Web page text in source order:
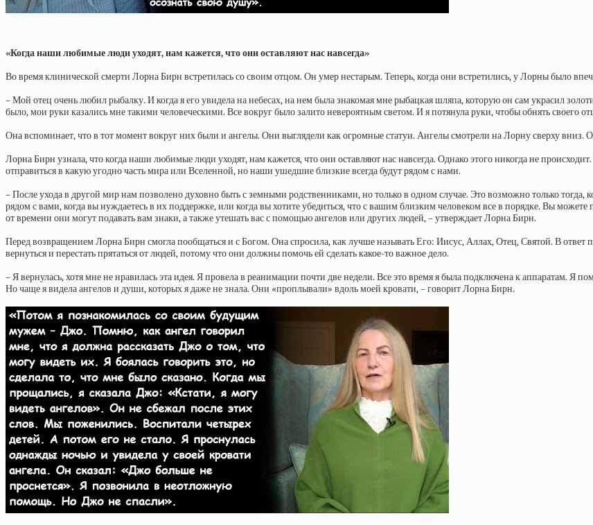
«Когда наши любимые люди уходят, нам кажется, что они оставляют нас навсегда»
Во время клинической смерти Лорна Бирн встретилась со своим отцом. Он умер нестарым. Теперь, когда они встретились, у Лорны было
– Мой отец очень любил рыбалку. И когда я его увидела на небесах, на нем была знакомая мне рыбацкая шляпа, которую он сам украсил
было, мои руки казались мне такими человеческими. Все вокруг было залито невероятным светом. И я потянула руки, чтобы обнять своего
Она вспоминает, что в тот момент вокруг них были и ангелы. Они выглядели как огромные статуи. Ангелы смотрели на Лорну сверху вниз.
Лорна Бирн узнала, что когда наши любимые люди уходят, нам кажется, что они оставляют нас навсегда. Однако этого никогда не
отправиться в какую угодно часть мира или Вселенной, но наши ушедшие близкие всегда будут рядом с нами.
– После ухода в другой мир нам позволено духовно быть с земными родственниками, но только в одном случае. Это возможно только
рядом с вами, когда вы нуждаетесь в их поддержке, или когда вы хотите убедиться, что с вашим близким человеком все в порядке. Вы
от времени они могут подавать вам знаки, а также утешать вас с помощью ангелов или других людей, – утверждает Лорна Бирн.
Перед возвращением Лорна Бирн смогла пообщаться и с Богом. Она спросила, как лучше называть Его: Иисус, Аллах, Отец, Святой. В ответ
вернуться и перестать прятаться от людей, потому что они должны помочь ей сделать какое-то важное дело.
– Я вернулась, хотя мне не нравилась эта идея. Я провела в реанимации почти две недели. Все это время я была подключена к аппаратам. Я
Но чаще я видела ангелов и души, которых я даже не знала. Они «проплывали» вдоль моей кровати, – говорит Лорна Бирн.